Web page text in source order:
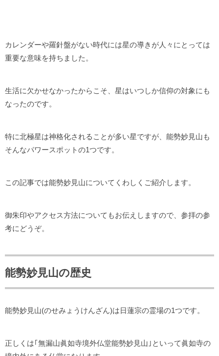
カレンダーや羅針盤がない時代には星の導きが人々にとっては
重要な意味を持ちました。
生活に欠かせなかったからこそ、星はいつしか信仰の対象にも
なったのです。
特に北極星は神格化されることが多い星ですが、能勢妙見山も
そんなパワースポットの1つです。
この記事では能勢妙見山についてくわしくご紹介します。
御朱印やアクセス方法についてもお伝えしますので、参拝の参
考にどうぞ。
能勢妙見山の歴史
能勢妙見山(のせみょうけんざん)は日蓮宗の霊場の1つです。
正しくは｢無漏山眞如寺境外仏堂能勢妙見山｣といって眞如寺の